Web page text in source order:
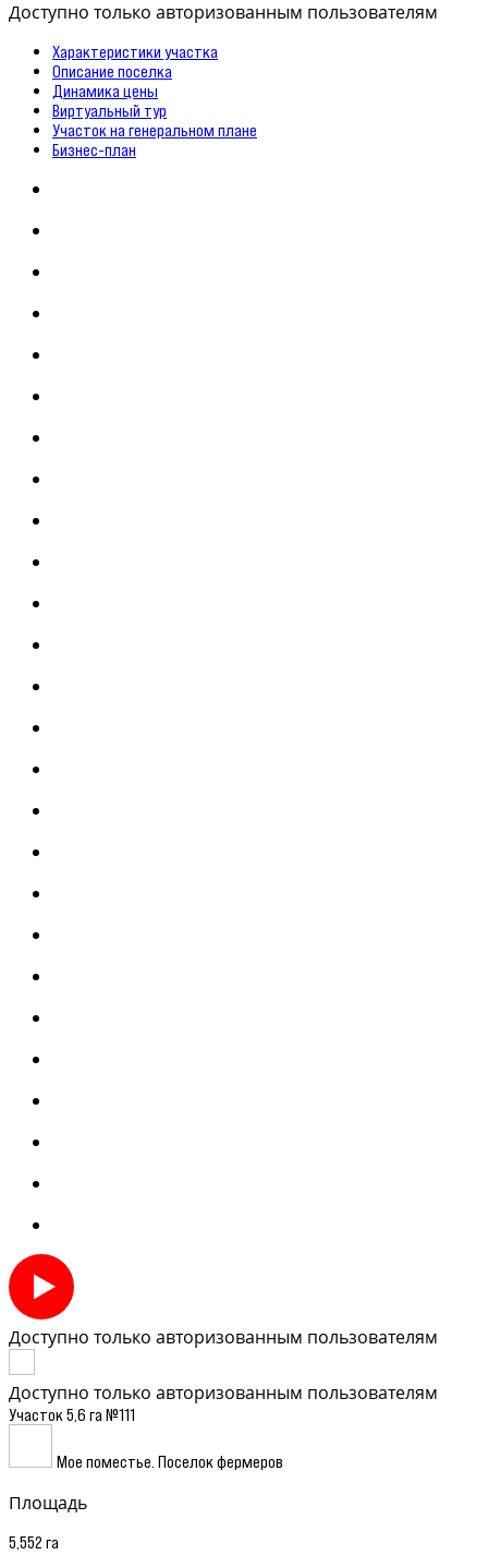
Доступно только авторизованным пользователям
Характеристики участка
Описание поселка
Динамика цены
Виртуальный тур
Участок на генеральном плане
Бизнес-план
Доступно только авторизованным пользователям
Доступно только авторизованным пользователям
Участок 5,6 га №111
Мое поместье. Поселок фермеров
Площадь
5,552 га